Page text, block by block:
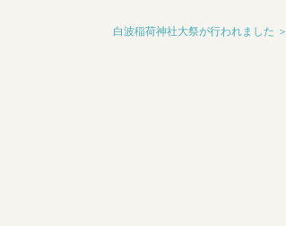
白波稲荷神社大祭が行われました ＞